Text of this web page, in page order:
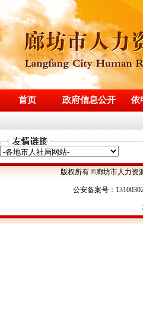
首页 政府信息公开 依
版权所有 ©廊坊市人力资
公安备案号：